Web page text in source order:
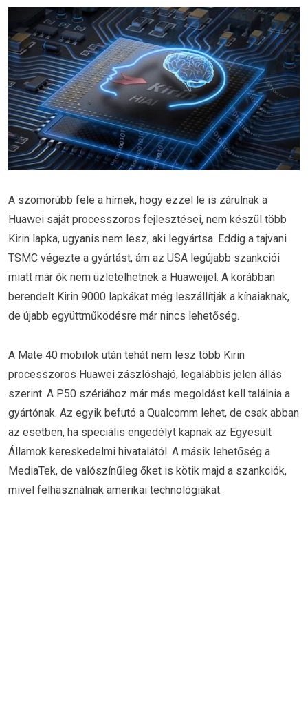
A szomorúbb fele a hírnek, hogy ezzel le is zárulnak a
Huawei saját processzoros fejlesztései, nem készül több
Kirin lapka, ugyanis nem lesz, aki legyártsa. Eddig a tajvani
TSMC végezte a gyártást, ám az USA legújabb szankciói
miatt már ők nem üzletelhetnek a Huaweijel. A korábban
berendelt Kirin 9000 lapkákat még leszállítják a kínaiaknak,
de újabb együttműködésre már nincs lehetőség.
A Mate 40 mobilok után tehát nem lesz több Kirin
processzoros Huawei zászlóshajó, legalábbis jelen állás
szerint. A P50 szériához már más megoldást kell találnia a
gyártónak. Az egyik befutó a Qualcomm lehet, de csak abban
az esetben, ha speciális engedélyt kapnak az Egyesült
Államok kereskedelmi hivatalától. A másik lehetőség a
MediaTek, de valószínűleg őket is kötik majd a szankciók,
mivel felhasználnak amerikai technológiákat.